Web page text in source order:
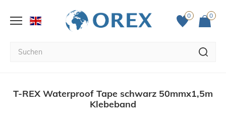
0 0
T-REX Waterproof Tape schwarz 50mmx1,5m
Klebeband